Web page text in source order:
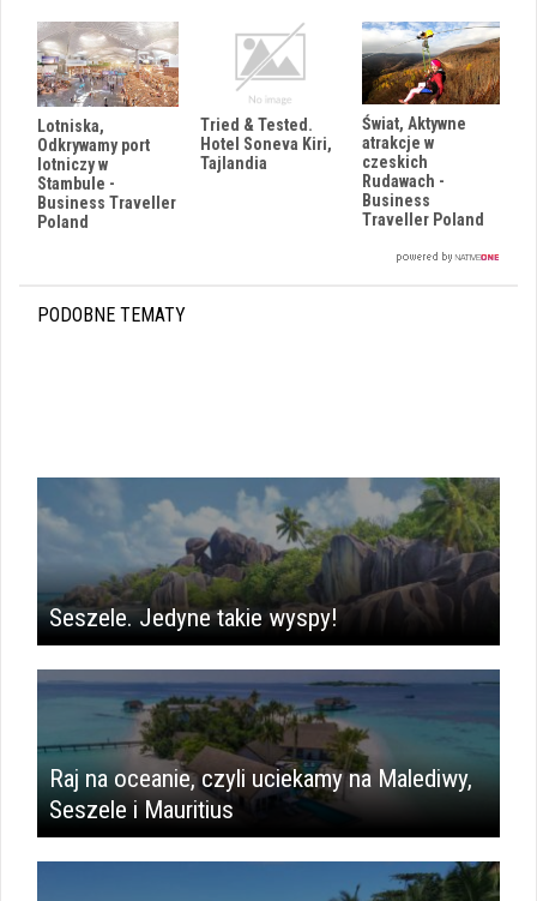
Lotniska,
Odkrywamy port
lotniczy w
Stambule -
Business Traveller
Poland
Tried & Tested.
Hotel Soneva Kiri,
Tajlandia
Świat, Aktywne
atrakcje w
czeskich
Rudawach -
Business
Traveller Poland
PODOBNE TEMATY
Seszele. Jedyne takie wyspy!
Raj na oceanie, czyli uciekamy na Malediwy,
Seszele i Mauritius